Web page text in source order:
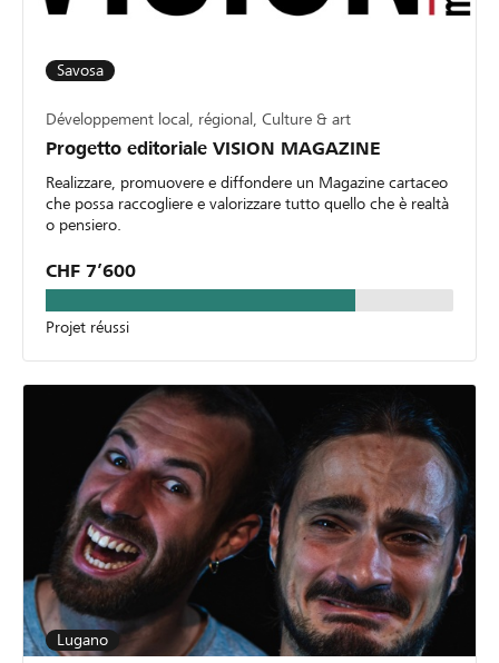
Savosa
Développement local, régional, Culture & art
Progetto editoriale VISION MAGAZINE
Realizzare, promuovere e diffondere un Magazine cartaceo
che possa raccogliere e valorizzare tutto quello che è realtà
o pensiero.
CHF 7’600
Projet réussi
Lugano